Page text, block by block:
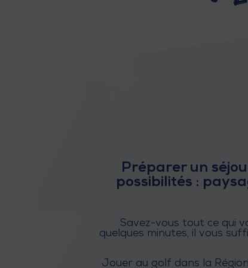
Préparer un
possibilités :
Savez-vous tout ce qui
quelques minutes, il vous
Jouer au golf dans la